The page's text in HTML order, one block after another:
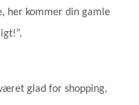
her kommer din gamle
glad for shopping,